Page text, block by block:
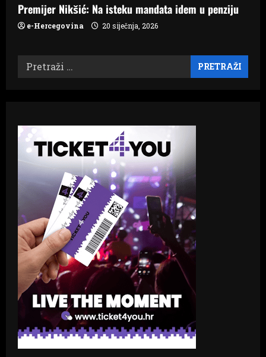
Premijer Nikšić: Na isteku mandata idem u penziju
e-Hercegovina 20 siječnja, 2026
Pretraži: